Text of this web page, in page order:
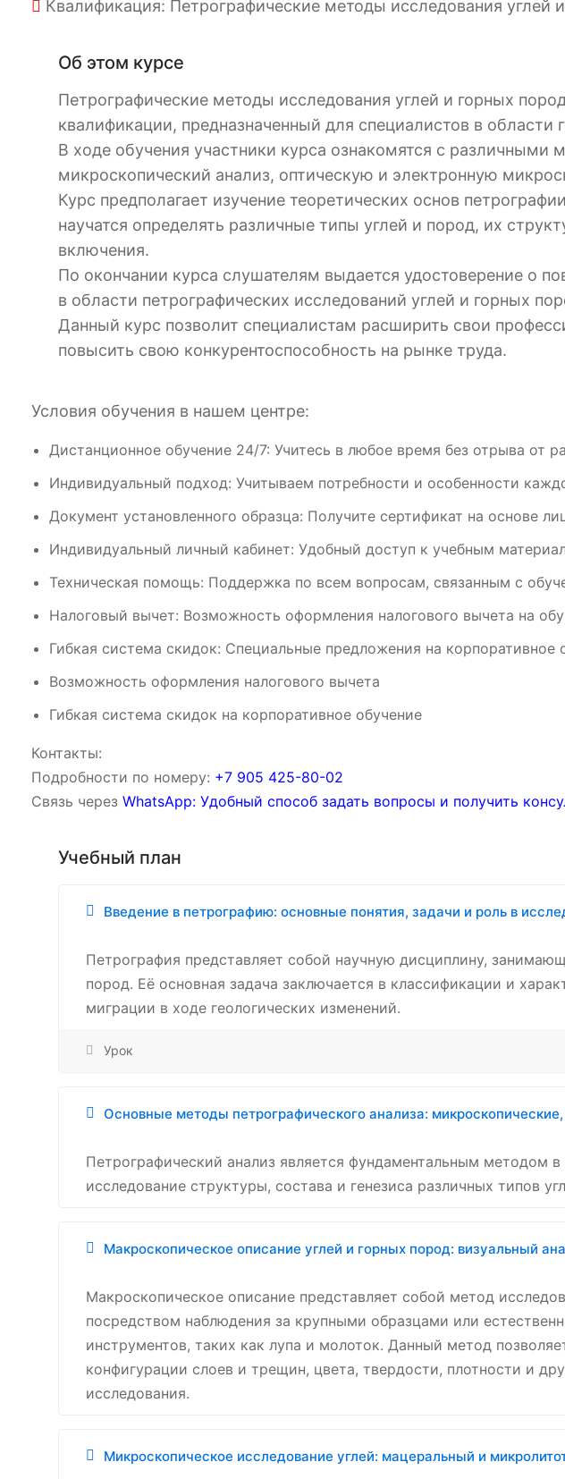
Квалификация: Петрографические методы исследования углей
Об этом курсе
Петрографические методы исследования углей и горных
квалификации, предназначенный для специалистов в области
В ходе обучения участники курса ознакомятся с
микроскопический анализ, оптическую и электронную
Курс предполагает изучение теоретических основ
научатся определять различные типы углей и пород, их
включения.
По окончании курса слушателям выдается удостоверение о
в области петрографических исследований углей и горных
Данный курс позволит специалистам расширить свои
повысить свою конкурентоспособность на рынке труда.
Условия обучения в нашем центре:
Дистанционное обучение 24/7: Учитесь в любое время без отрыва от
Индивидуальный подход: Учитываем потребности и особенности
Документ установленного образца: Получите сертификат на основе
Индивидуальный личный кабинет: Удобный доступ к учебным
Техническая помощь: Поддержка по всем вопросам, связанным с
Налоговый вычет: Возможность оформления налогового вычета на
Гибкая система скидок: Специальные предложения на корпоративное
Возможность оформления налогового вычета
Гибкая система скидок на корпоративное обучение
Контакты:
Подробности по номеру: ‪‪+7 905 425-80-02‬‬
Связь через WhatsApp: Удобный способ задать вопросы и получить
Учебный план
Введение в петрографию: основные понятия, задачи и роль в
Петрография представляет собой научную дисциплину,
пород. Её основная задача заключается в классификации и
миграции в ходе геологических изменений.
Урок
Основные методы петрографического анализа:
Петрографический анализ является фундаментальным методом
исследование структуры, состава и генезиса различных типов
Макроскопическое описание углей и горных пород: визуальный
Макроскопическое описание представляет собой метод
посредством наблюдения за крупными образцами или
инструментов, таких как лупа и молоток. Данный метод
конфигурации слоев и трещин, цвета, твердости, плотности и
исследования.
Микроскопическое исследование углей: мацеральный и